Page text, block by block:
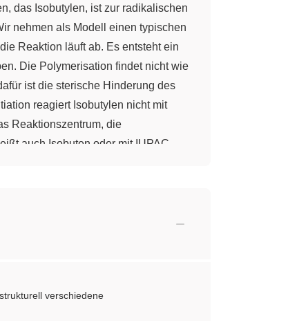
das Isobutylen, ist zur radikalischen
nehmen als Modell einen typischen
Reaktion läuft ab. Es entsteht ein
Die Polymerisation findet nicht wie
ist die sterische Hinderung des
reagiert Isobutylen nicht mit
Reaktionszentrum, die
auch Isobuten oder mit IUPAC-
chemische Bindung ein. Es entsteht
desselben eine
großen Carbokation und
verschiedene